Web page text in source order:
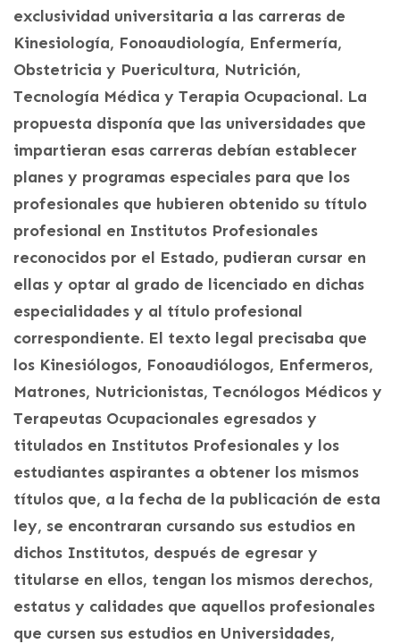
exclusividad universitaria a las carreras de
Kinesiología, Fonoaudiología, Enfermería,
Obstetricia y Puericultura, Nutrición,
Tecnología Médica y Terapia Ocupacional. La
propuesta disponía que las universidades que
impartieran esas carreras debían establecer
planes y programas especiales para que los
profesionales que hubieren obtenido su título
profesional en Institutos Profesionales
reconocidos por el Estado, pudieran cursar en
ellas y optar al grado de licenciado en dichas
especialidades y al título profesional
correspondiente. El texto legal precisaba que
los Kinesiólogos, Fonoaudiólogos, Enfermeros,
Matrones, Nutricionistas, Tecnólogos Médicos y
Terapeutas Ocupacionales egresados y
titulados en Institutos Profesionales y los
estudiantes aspirantes a obtener los mismos
títulos que, a la fecha de la publicación de esta
ley, se encontraran cursando sus estudios en
dichos Institutos, después de egresar y
titularse en ellos, tengan los mismos derechos,
estatus y calidades que aquellos profesionales
que cursen sus estudios en Universidades,